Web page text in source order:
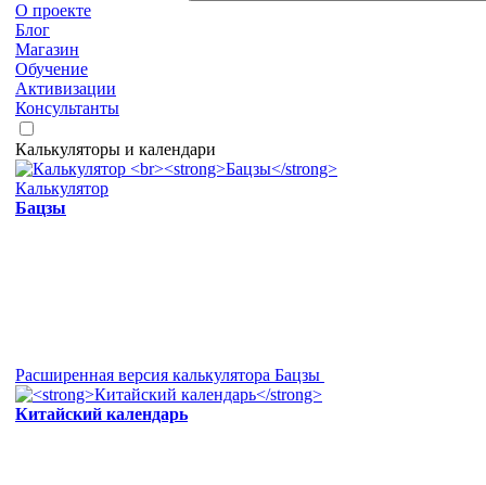
О проекте
Блог
Магазин
Обучение
Активизации
Консультанты
Калькуляторы и календари
Калькулятор
Бацзы
Расширенная версия калькулятора Бацзы
Китайский календарь